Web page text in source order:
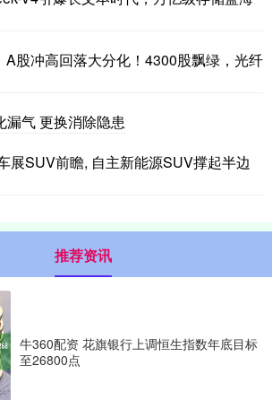
A股冲高回落大分化！4300股飘绿，光纤
漏气 更换消除隐患
展SUV前瞻, 自主新能源SUV撑起半边
推荐资讯
牛360配资 花旗银行上调恒生指数年底目标
至26800点